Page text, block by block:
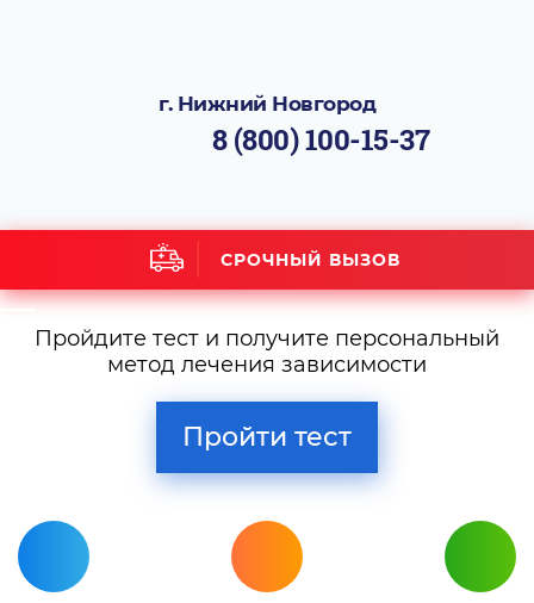
г. Нижний Новгород
8 (800) 100-15-37
СРОЧНЫЙ ВЫЗОВ
Пройдите тест и получите персональный
метод лечения зависимости
Пройти тест